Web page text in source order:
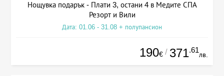
Нощувка подарък - Плати 3, остани 4 в Медите СПА
Резорт и Вили
Дата: 01.06 - 31.08 + полупансион
190€ / 371.61
лв.